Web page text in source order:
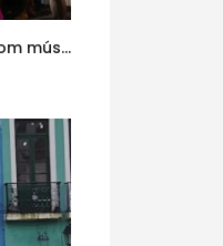
Flipelô começa em Salvador com música, poesia e grande participação